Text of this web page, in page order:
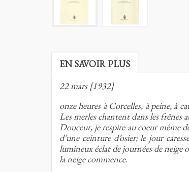
EN SAVOIR PLUS
22 mars [1932]
onze heures à Corcelles, à peine, à
Les merles chantent dans les frênes
Douceur, je respire au coeur même
d’une ceinture d’osier; le jour
lumineux éclat de journées de neige
la neige commence.